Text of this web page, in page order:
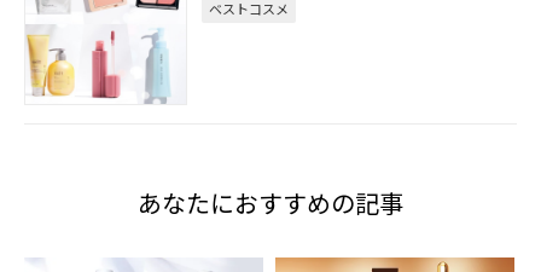
ベストコスメ
あなたにおすすめの記事